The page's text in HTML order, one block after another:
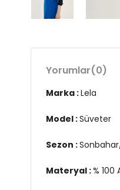
Yorumlar(0)
Marka :Lela
Model :Süveter
Sezon :
Materyal :% 100